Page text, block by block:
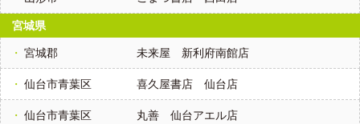
宮城県
宮城郡 未来屋 新利府南館店
仙台市青葉区 喜久屋書店 仙台店
仙台市青葉区 丸善 仙台アエル店